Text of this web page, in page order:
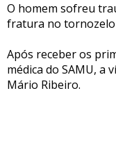
O homem sofreu
fratura no tornozelo
Após receber os
médica do SAMU, a
Mário Ribeiro.